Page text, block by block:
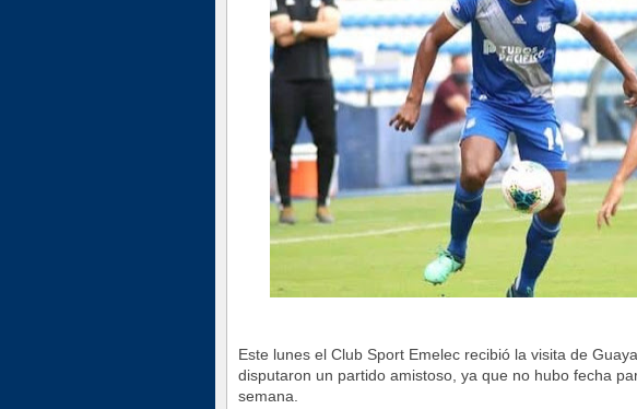
Este lunes el Club Sport Emelec recibió la visita de
disputaron un partido amistoso, ya que no hubo fecha
semana.